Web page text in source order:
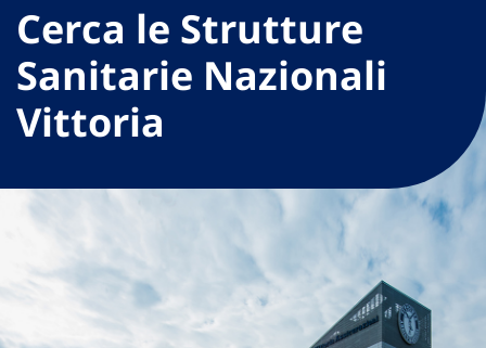
Cerca le Strutture
Sanitarie Nazionali
Vittoria